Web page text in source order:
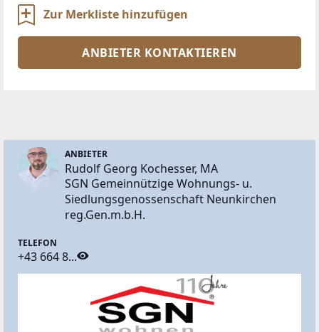
Zur Merkliste hinzufügen
ANBIETER KONTAKTIEREN
ANBIETER
Rudolf Georg Kochesser, MA
SGN Gemeinnützige Wohnungs- u.
Siedlungsgenossenschaft Neunkirchen
reg.Gen.m.b.H.
TELEFON
+43 664 8...